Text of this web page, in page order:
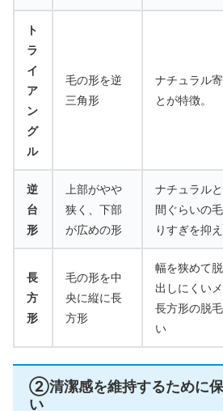
ト
ラ
イ
ア
ン
グ
ル
毛の形を逆
三角形
ナチュラル
とが特徴。
逆
台
形
上部がやや
狭く、下部
が広めの形
ナチュラル
間ぐらいの
りすぎを抑
長
方
形
毛の形を中
央に縦に長
方形
幅を狭めて
出しにくい
長方形の脱
い
②清潔感を維持するために
い